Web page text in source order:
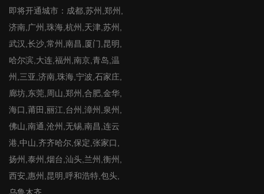
即将开通城市：成都,苏州,郑州,
济南,广州,珠海,杭州,天津,苏州,
武汉,长沙,常州,南昌,厦门,昆明,
哈尔滨,大连,福州,南京,青岛,温
州,三亚,济南,珠海,宁波,石家庄,
廊坊,东莞,周山,郑州,合肥,金华,
海口,莆田,丽江,台州,漳州,泉州,
佛山,南通,沧州,无锡,南昌,连云
港,中山,齐齐哈尔,保定,张家口,
扬州,泰州,烟台,汕头,兰州,衡州,
西安,惠州,昆明,呼和浩特,包头,